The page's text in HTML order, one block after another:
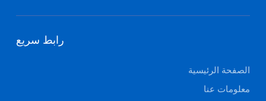
رابط سريع
الصفحة الرئيسية
معلومات عنا